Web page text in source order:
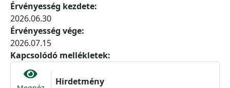
Érvényesség kezdete:
2026.06.30
Érvényesség vége:
2026.07.15
Kapcsolódó mellékletek:
Hirdetmény